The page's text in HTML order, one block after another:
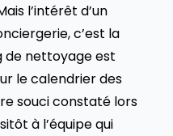
l’intérêt d’un
c’est la
de nettoyage est
le calendrier des
souci constaté lors
à l’équipe qui